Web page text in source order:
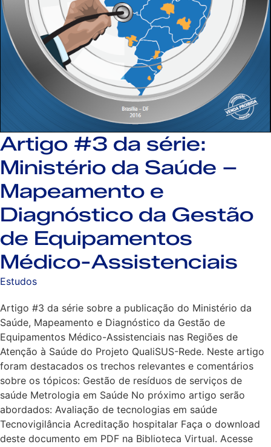
Artigo #3 da série:
Ministério da Saúde –
Mapeamento e
Diagnóstico da Gestão
de Equipamentos
Médico-Assistenciais
Estudos
Artigo #3 da série sobre a publicação do Ministério da
Saúde, Mapeamento e Diagnóstico da Gestão de
Equipamentos Médico-Assistenciais nas Regiões de
Atenção à Saúde do Projeto QualiSUS-Rede. Neste artigo
foram destacados os trechos relevantes e comentários
sobre os tópicos: Gestão de resíduos de serviços de
saúde Metrologia em Saúde No próximo artigo serão
abordados: Avaliação de tecnologias em saúde
Tecnovigilância Acreditação hospitalar Faça o download
deste documento em PDF na Biblioteca Virtual. Acesse